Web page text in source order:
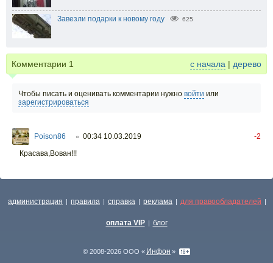
Завезли подарки к новому году 625
Комментарии 1 с начала | дерево
Чтобы писать и оценивать комментарии нужно войти или
зарегистрироваться
Poison86 ○ 00:34 10.03.2019
-2
Красава,Вован!!!
администрация | правила | справка | реклама | для правообладателей |
оплата VIP | блог
© 2008-2026 ООО « Инфон »